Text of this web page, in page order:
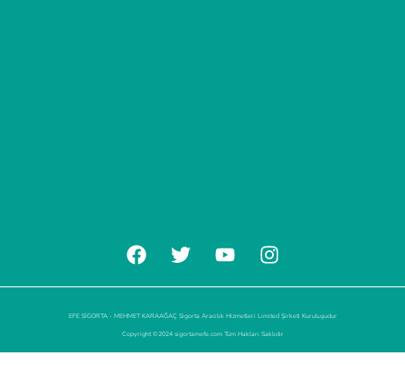
EFE SİGORTA - MEHMET KARAAĞAÇ Sigorta Aracılık Hizmetleri Limited Şirketi Kuruluşudur
Copyright ©2024 sigortamefe.com Tüm Hakları Saklıdır